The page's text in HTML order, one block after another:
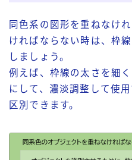
同色系の図形を重ねなけ
ければならない時は、枠
しましょう。
例えば、枠線の太さを細
にして、濃淡調整して使
区別できます。